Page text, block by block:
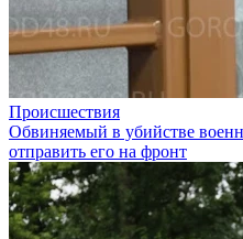
Происшествия
Обвиняемый в убийстве
отправить его на фронт